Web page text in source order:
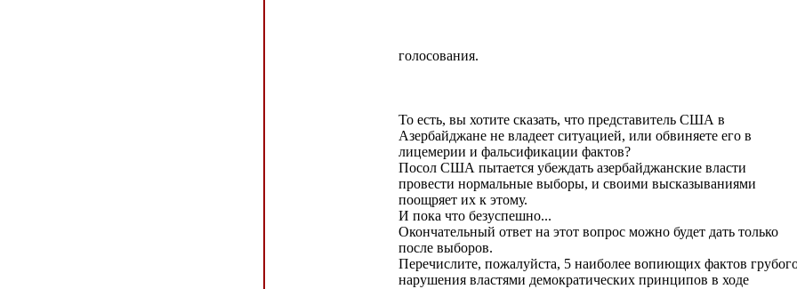
голосования.
То есть, вы хотите сказать, что представитель США в
Азербайджане не владеет ситуацией, или обвиняете его в
лицемерии и фальсификации фактов?
Посол США пытается убеждать азербайджанские власти
провести нормальные выборы, и своими высказываниями
поощряет их к этому.
И пока что безуспешно...
Окончательный ответ на этот вопрос можно будет дать только
после выборов.
Перечислите, пожалуйста, 5 наиболее вопиющих фактов
нарушения властями демократических принципов в ходе